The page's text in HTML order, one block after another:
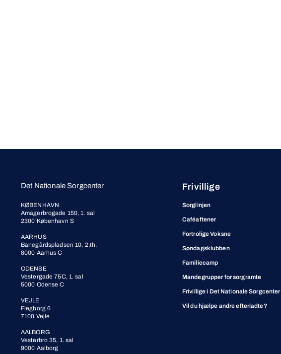
Det Nationale Sorgcenter
KØBENHAVN
Amagerbrogade 150, 1. sal
2300 København S
AARHUS
Banegårdspladsen 10, 2.th.
8000 Aarhus C
ODENSE
Vestergade 75C, 1. sal
5000 Odense C
VEJLE
Flegborg 6
7100 Vejle
AALBORG
Vesterbro 35, 1. sal
9000 Aalborg
Frivillige
Sorglinjen
Caféaftener
Fortrolige Voksne
Søndagsklubben
Familiecamp
Mandegrupper for sorgramte
Frivillige i Det Nationale Sorgcenter
Vil du hjælpe andre efterladte?